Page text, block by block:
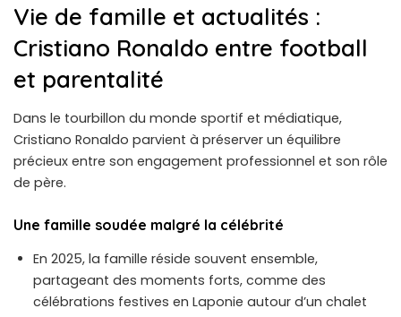
Vie de famille et actualités :
Cristiano Ronaldo entre football
et parentalité
Dans le tourbillon du monde sportif et médiatique,
Cristiano Ronaldo parvient à préserver un équilibre
précieux entre son engagement professionnel et son rôle
de père.
Une famille soudée malgré la célébrité
En 2025, la famille réside souvent ensemble,
partageant des moments forts, comme des
célébrations festives en Laponie autour d’un chalet